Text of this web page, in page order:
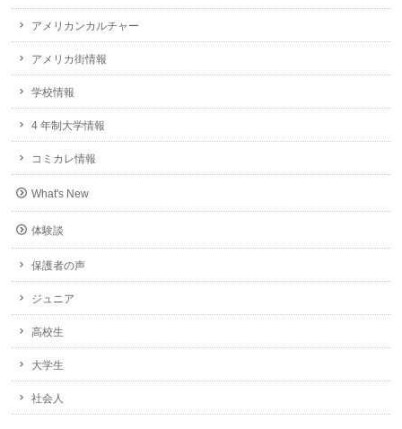
アメリカンカルチャー
アメリカ街情報
学校情報
4 年制大学情報
コミカレ情報
What's New
体験談
保護者の声
ジュニア
高校生
大学生
社会人